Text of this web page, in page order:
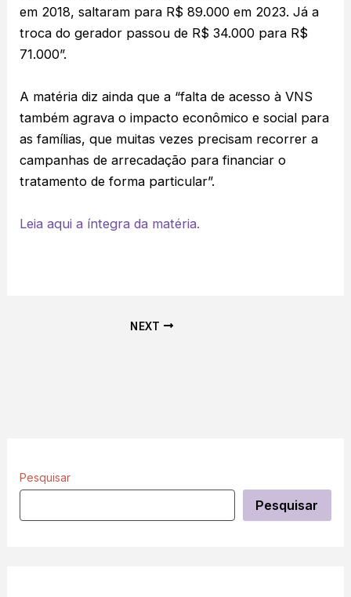
em 2018, saltaram para R$ 89.000 em 2023. Já a
troca do gerador passou de R$ 34.000 para R$
71.000”.
A matéria diz ainda que a “falta de acesso à VNS
também agrava o impacto econômico e social para
as famílias, que muitas vezes precisam recorrer a
campanhas de arrecadação para financiar o
tratamento de forma particular”.
Leia aqui a íntegra da matéria.
NEXT
Pesquisar
Pesquisar